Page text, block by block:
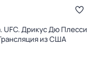
Дрикус Дю Плесси
из США